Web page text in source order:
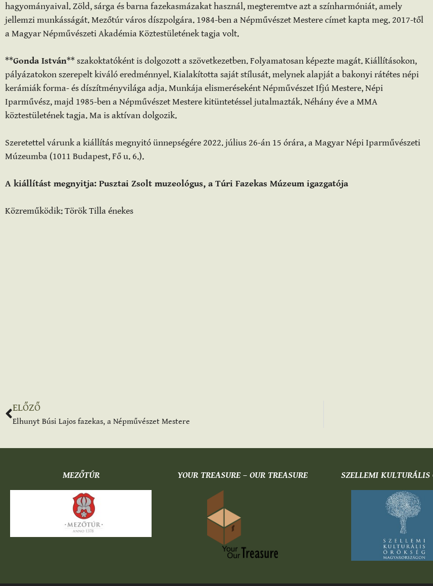
hagyományaival. Zöld, sárga és barna fazekasmázakat használ, megteremtve azt a színharmóniát, amely
jellemzi munkásságát. Mezőtúr város díszpolgára. 1984-ben a Népművészet Mestere címet kapta meg. 2017-től
a Magyar Népművészeti Akadémia Köztestületének tagja volt.
**Gonda István** szakoktatóként is dolgozott a szövetkezetben. Folyamatosan képezte magát. Kiállításokon,
pályázatokon szerepelt kiváló eredménnyel. Kialakította saját stílusát, melynek alapját a bakonyi rátétes népi
kerámiák forma- és díszítményvilága adja. Munkája elismeréseként Népművészet Ifjú Mestere, Népi
Iparművész, majd 1985-ben a Népművészet Mestere kitüntetéssel jutalmazták. Néhány éve a MMA
köztestületének tagja. Ma is aktívan dolgozik.
Szeretettel várunk a kiállítás megnyitó ünnepségére 2022. július 26-án 15 órára, a Magyar Népi Iparművészeti
Múzeumba (1011 Budapest, Fő u. 6.).
A kiállítást megnyitja: Pusztai Zsolt muzeológus, a Túri Fazekas Múzeum igazgatója
Közreműködik: Török Tilla énekes
ELŐZŐ
Elhunyt Búsi Lajos fazekas, a Népművészet Mestere
MEZŐTÚR YOUR TREASURE – OUR TREASURE SZELLEMI KULTURÁLIS